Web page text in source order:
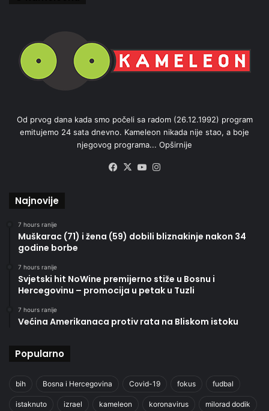
Od prvog dana kada smo počeli sa radom (26.12.1992) program
emitujemo 24 sata dnevno. Kameleon nikada nije stao, a boje
njegovog programa... Opširnije
Facebook
X YouTube
Najnovije
7 hours ranije
Muškarac (71) i žena (59) dobili bliznakinje nakon 34
godine borbe
7 hours ranije
Svjetski hit NoWine premijerno stiže u Bosnu i
Hercegovinu – promocija u petak u Tuzli
7 hours ranije
Većina Amerikanaca protiv rata na Bliskom istoku
Popularno
bih Bosna i Hercegovina Covid-19 fokus fudbal
istaknuto izrael kameleon koronavirus milorad dodik